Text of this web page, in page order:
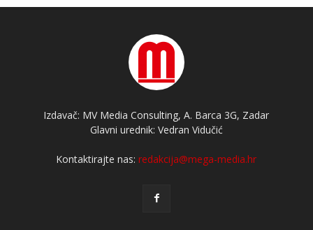
Izdavač: MV Media Consulting, A. Barca 3G, Zadar
Glavni urednik: Vedran Vidučić
Kontaktirajte nas:redakcija@mega-media.hr